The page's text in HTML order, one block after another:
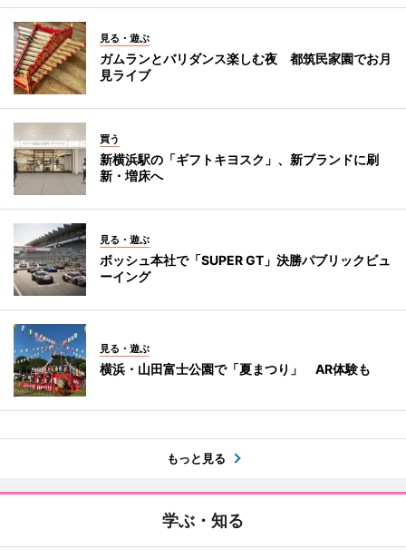
見る・遊ぶ
ガムランとバリダンス楽しむ夜 都筑民家園でお月
見ライブ
買う
新横浜駅の「ギフトキヨスク」、新ブランドに刷
新・増床へ
見る・遊ぶ
ボッシュ本社で「SUPER GT」決勝パブリックビュ
ーイング
見る・遊ぶ
横浜・山田富士公園で「夏まつり」 AR体験も
もっと見る
学ぶ・知る